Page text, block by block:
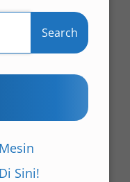
Search
Sini!